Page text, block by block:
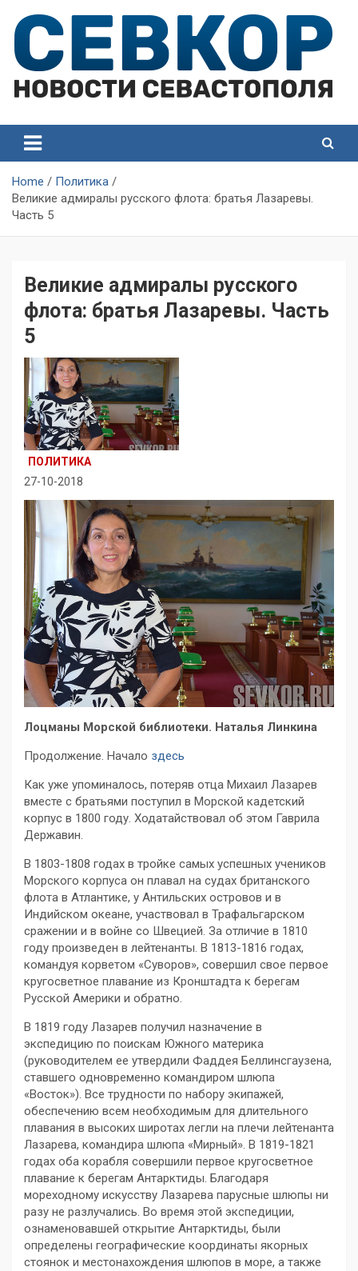
content
Севастополя
Севастополя
Home
Политика
Великие адмиралы русского флота: братья Лазаревы.
Часть 5
Великие адмиралы русского
флота: братья Лазаревы. Часть
5
ПОЛИТИКА
27-10-2018
Лоцманы Морской библиотеки. Наталья Линкина
Продолжение. Начало здесь
Как уже упоминалось, потеряв отца Михаил Лазарев
вместе с братьями поступил в Морской кадетский
корпус в 1800 году. Ходатайствовал об этом Гаврила
Державин.
В 1803-1808 годах в тройке самых успешных учеников
Морского корпуса он плавал на судах британского
флота в Атлантике, у Антильских островов и в
Индийском океане, участвовал в Трафальгарском
сражении и в войне со Швецией. За отличие в 1810
году произведен в лейтенанты. В 1813-1816 годах,
командуя корветом «Суворов», совершил свое первое
кругосветное плавание из Кронштадта к берегам
Русской Америки и обратно.
В 1819 году Лазарев получил назначение в
экспедицию по поискам Южного материка
(руководителем ее утвердили Фаддея Беллинсгаузена,
ставшего одновременно командиром шлюпа
«Восток»). Все трудности по набору экипажей,
обеспечению всем необходимым для длительного
плавания в высоких широтах легли на плечи лейтенанта
Лазарева, командира шлюпа «Мирный». В 1819-1821
годах оба корабля совершили первое кругосветное
плавание к берегам Антарктиды. Благодаря
мореходному искусству Лазарева парусные шлюпы ни
разу не разлучались. Во время этой экспедиции,
ознаменовавшей открытие Антарктиды, были
определены географические координаты якорных
стоянок и местонахождения шлюпов в море, а также